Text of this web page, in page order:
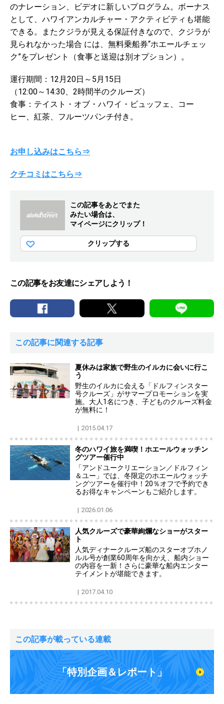
のナレーション、ビデオに新しいプログラム。ボーナス
として、ハワイアンカルチャー・アクティビティも堪能
できる。またクジラが見える保証付きなので、クジラが
見られなかった場合 には、無料乗船券“ホエールチェッ
ク”をプレゼント（食事と送迎は別オプション）。
運行期間：12月20日～5月15日
（12:00～14:30、2時間半のクルーズ）
食事：テイスト・オブ・ハワイ・ビュッフェ、コー
ヒー、紅茶、フルーツパンチ付き。
お申し込みはこちら⇒
クチコミはこちら⇒
この記事をあとでまた
みたい場合は、
マイページにクリップ！
クリップする
この記事をお友達にシェアしよう！
この記事に関連する記事
夏休みは家族で野生のイルカに会いに行こ
う
野生のイルカに会える「ドルフィンスター
号クルーズ」がサマープロモーションを実
施。大人1名につき、子どものクルーズ料金
が無料に！
2015.04.17
冬のハワイ旅を満喫！ホエールウォッチン
グツアー催行中
「アンドユークリエーション／ドルフィン
＆ユー」では、冬限定のホエールウォッチ
ングツアーを催行中！20％オフで予約でき
るお得なキャンペーンもご紹介します。
2026.01.06
人気クルーズで豪華絢爛なショーがスター
ト
人気ディナークルーズ船のスターオブホノ
ルル号が創業60周年を向かえ、船内ショー
の内容を一新！さらに豪華な船内エンター
テイメントが堪能できます。
2017.04.10
この記事が載っている連載
「特別企画＆レポート」